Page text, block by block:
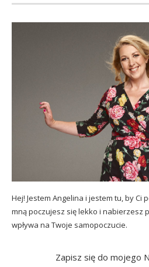
Hej! Jestem Angelina i jestem tu, by Ci
mną poczujesz się lekko i nabierzesz
wpływa na Twoje samopoczucie.
Zapisz się do mojego